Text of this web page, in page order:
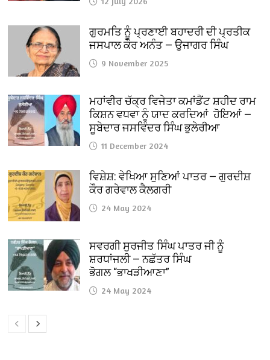
ਗੁਰਮਤਿ ਨੂੰ ਪ੍ਰਣਾਈ ਬਹਾਦਰੀ ਦੀ ਪ੍ਰਤੀਕ
ਜਸਪਾਲ ਕੌਰ ਅਨੰਤ — ਉਜਾਗਰ ਸਿੰਘ
9 November 2025
ਮਹਾਂਵੀਰ ਚੱਕ੍ਰ ਵਿਜੇਤਾ ਕਮਾਂਡੈਂਟ ਸ਼ਹੀਦ ਰਾਮ
ਕਿਸ਼ਨ ਵਧਵਾ ਨੂੰ ਯਾਦ ਕਰਦਿਆਂ ਹੋਇਆਂ —
ਸੂਬੇਦਾਰ ਜਸਵਿੰਦਰ ਸਿੰਘ ਭੁਲੇਰੀਆ
11 December 2024
ਵਿਸ਼ੇਸ਼: ਵੇਖਿਆ ਸੁਣਿਆਂ ਪਾਤਰ — ਗੁਰਦੀਸ਼
ਕੌਰ ਗਰੇਵਾਲ ਕੈਲਗਰੀ
24 May 2024
ਸਵਰਗੀ ਸੁਰਜੀਤ ਸਿੰਘ ਪਾਤਰ ਜੀ ਨੂੰ
ਸ਼ਰਧਾਂਜਲੀ — ਨਛੱਤਰ ਸਿੰਘ
ਭੋਗਲ “ਭਾਖੜੀਆਣਾ”
24 May 2024